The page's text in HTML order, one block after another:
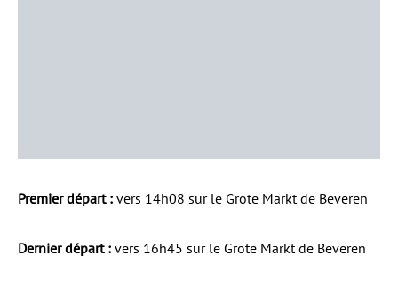
Premier départ : vers 14h08 sur le Grote Markt de Beveren
Dernier départ : vers 16h45 sur le Grote Markt de Beveren